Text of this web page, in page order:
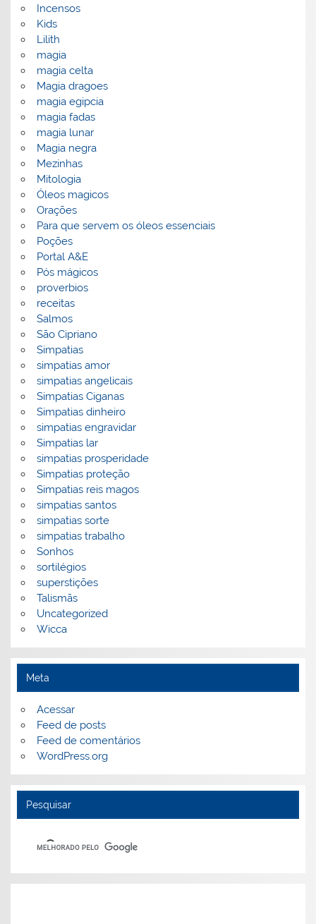
Incensos
Kids
Lilith
magia
magia celta
Magia dragoes
magia egipcia
magia fadas
magia lunar
Magia negra
Mezinhas
Mitologia
Óleos magicos
Orações
Para que servem os óleos essenciais
Poções
Portal A&E
Pós mágicos
proverbios
receitas
Salmos
São Cipriano
Simpatias
simpatias amor
simpatias angelicais
Simpatias Ciganas
Simpatias dinheiro
simpatias engravidar
Simpatias lar
simpatias prosperidade
Simpatias proteção
Simpatias reis magos
simpatias santos
simpatias sorte
simpatias trabalho
Sonhos
sortilégios
superstições
Talismãs
Uncategorized
Wicca
Meta
Acessar
Feed de posts
Feed de comentários
WordPress.org
Pesquisar